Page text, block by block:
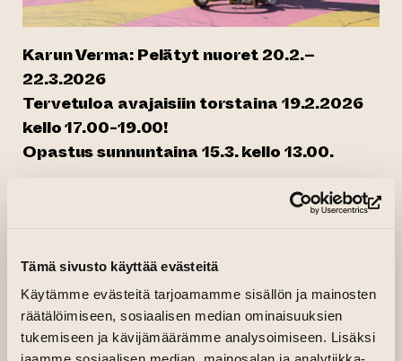
Tämä sivusto käyttää evästeitä
Käytämme evästeitä tarjoamamme sisällön ja mainosten
räätälöimiseen, sosiaalisen median ominaisuuksien
tukemiseen ja kävijämäärämme analysoimiseen. Lisäksi
Karun Verma: Pelätyt nuoret 20.2.–
22.3.2026
Tervetuloa avajaisiin torstaina 19.2.2026
kello 17.00-19.00!
Opastus sunnuntaina 15.3. kello 13.00.
Suomalaisessa mediassa on viime vuosina ollut
runsaasti keskustelua nuorista sekä heihin
tarkastelun kohteeksi päätyvät erityisesti
rodullistetut nuoret miehet. Heihin kohdistuva
huomio on usein kriittistä ja negatiivista.
Julkisessa keskustelussa varjoon jää